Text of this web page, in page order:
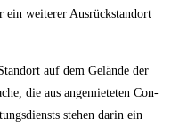
ein wei­te­rer Aus­rück­stand­ort
auf dem Gelän­de der
die aus ange­mie­te­ten Con­
ste­hen dar­in ein